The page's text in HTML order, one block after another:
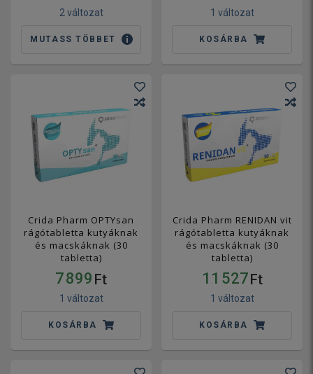
2 változat
MUTASS TÖBBET
1 változat
KOSÁRBA
Crida Pharm OPTYsan
rágótabletta kutyáknak
és macskáknak (30
tabletta)
7 899 Ft
1 változat
KOSÁRBA
Crida Pharm RENIDAN vit
rágótabletta kutyáknak
és macskáknak (30
tabletta)
11 527Ft
1 változat
KOSÁRBA